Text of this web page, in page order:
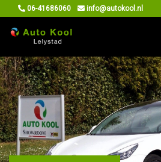
06-41686060 info@autokool.nl